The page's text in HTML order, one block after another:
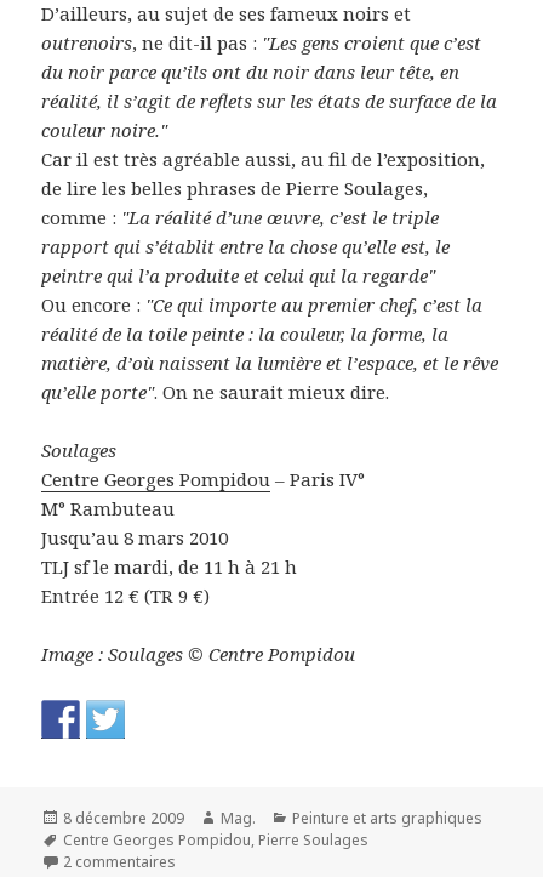
D’ailleurs, au sujet de ses fameux noirs et
outrenoirs, ne dit-il pas : "Les gens croient que c’est
du noir parce qu’ils ont du noir dans leur tête, en
réalité, il s’agit de reflets sur les états de surface de la
couleur noire."
Car il est très agréable aussi, au fil de l’exposition,
de lire les belles phrases de Pierre Soulages,
comme : "La réalité d’une œuvre, c’est le triple
rapport qui s’établit entre la chose qu’elle est, le
peintre qui l’a produite et celui qui la regarde"
Ou encore : "Ce qui importe au premier chef, c’est la
réalité de la toile peinte : la couleur, la forme, la
matière, d’où naissent la lumière et l’espace, et le rêve
qu’elle porte". On ne saurait mieux dire.
Soulages
Centre Georges Pompidou – Paris IV°
M° Rambuteau
Jusqu’au 8 mars 2010
TLJ sf le mardi, de 11 h à 21 h
Entrée 12 € (TR 9 €)
Image : Soulages © Centre Pompidou
Publié
le
8 décembre 2009 Auteur
Mag. Catégories
Peinture et arts graphiques
Mots-
clés
Centre Georges Pompidou, Pierre Soulages
2 commentaires